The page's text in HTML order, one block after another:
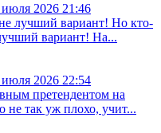
июля 2026 21:46
лучший вариант! Но кто-
вариант! На...
2026 22:54
претендентом на
не так уж плохо, учит...